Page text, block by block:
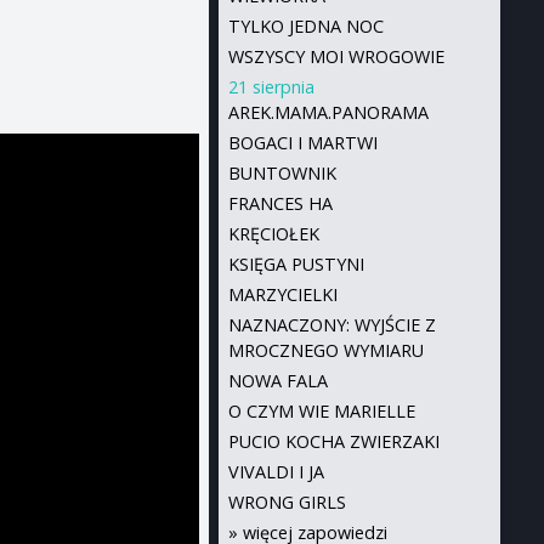
TYLKO JEDNA NOC
WSZYSCY MOI WROGOWIE
21 sierpnia
AREK.MAMA.PANORAMA
BOGACI I MARTWI
BUNTOWNIK
FRANCES HA
KRĘCIOŁEK
KSIĘGA PUSTYNI
MARZYCIELKI
NAZNACZONY: WYJŚCIE Z
MROCZNEGO WYMIARU
NOWA FALA
O CZYM WIE MARIELLE
PUCIO KOCHA ZWIERZAKI
VIVALDI I JA
WRONG GIRLS
» więcej zapowiedzi